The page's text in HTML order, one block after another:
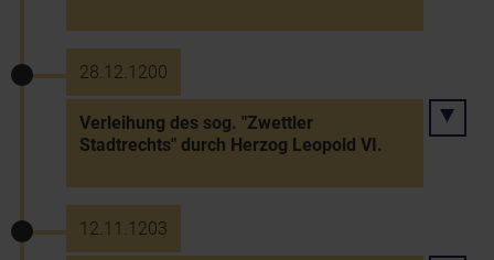
28.12.1200
Verleihung des sog. "Zwettler
Stadtrechts" durch Herzog Leopold VI.
12.11.1203